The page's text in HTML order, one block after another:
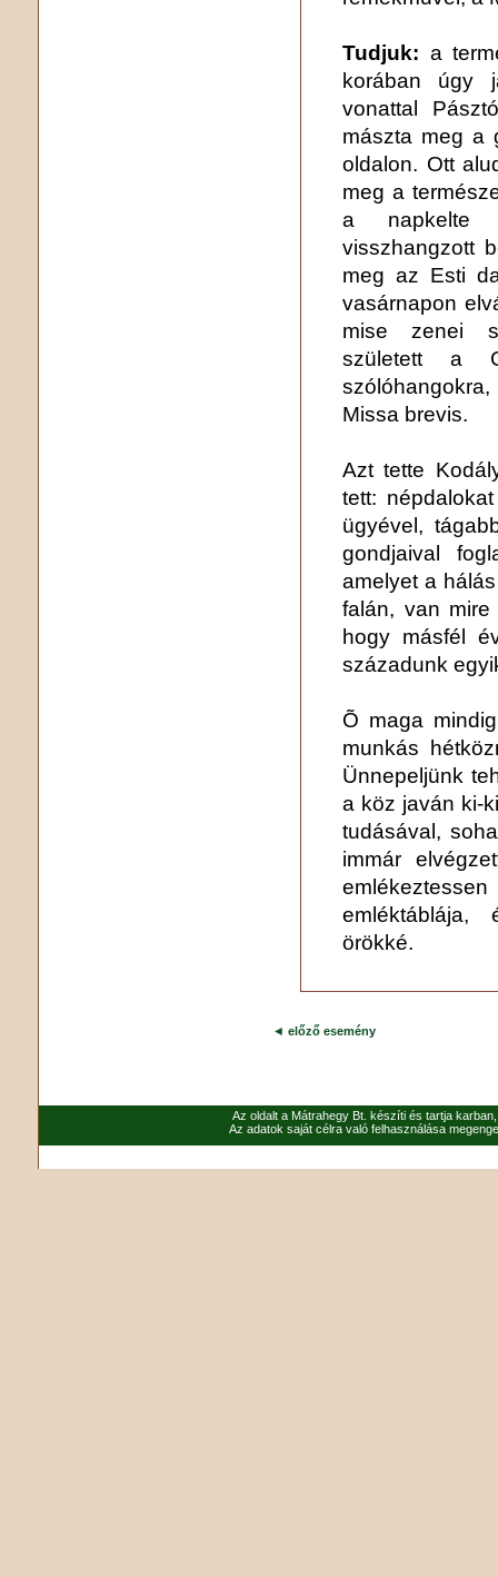
Tudjuk: a
korában úgy
vonattal
mászta meg a
oldalon. Ott
meg a
a napkelte
visszhangzott
meg az Esti
vasárnapon
mise zenei
született a
Missa brevis.
Azt tette
tett:
ügyével,
gondjaival
amelyet a
falán, van mire
hogy másfél
századunk
Õ maga
munkás
Ünnepeljünk
a köz javán ki-
tudásával,
immár
emléktáblája,
örökké.
◄ előző esemény
Az oldalt a Mátrahegy Bt. készíti és tartja
Az adatok saját célra való felhasználása